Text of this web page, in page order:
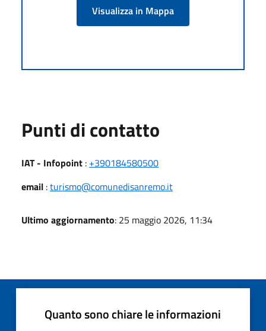
Visualizza in Mappa
Punti di contatto
IAT - Infopoint : +390184580500
email :turismo@comunedisanremo.it
Ultimo aggiornamento: 25 maggio 2026, 11:34
Quanto sono chiare le informazioni